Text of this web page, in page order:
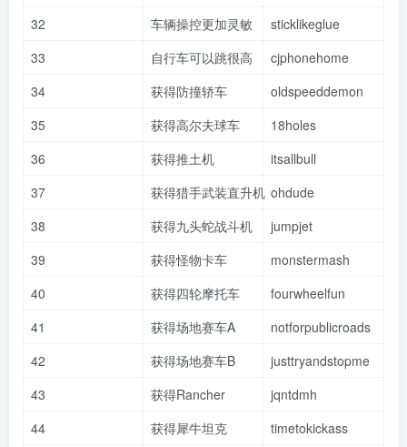
32
车辆操控更加灵敏
sticklikeglue
33
自行车可以跳很高
cjphonehome
34
获得防撞轿车
oldspeeddemon
35
获得高尔夫球车
18holes
36
获得推土机
itsallbull
37
获得猎手武装直升机 ohdude
38
获得九头蛇战斗机
jumpjet
39
获得怪物卡车
monstermash
40
获得四轮摩托车
fourwheelfun
41
获得场地赛车A
notforpublicroads
42
获得场地赛车B
justtryandstopme
43
获得Rancher
jqntdmh
44
获得犀牛坦克 timetokickass